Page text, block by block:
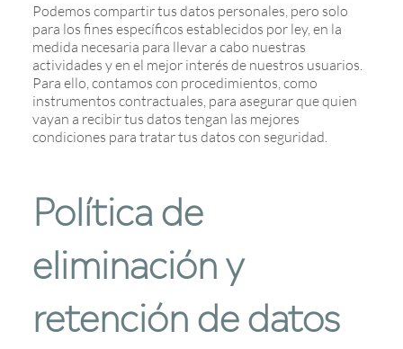
Podemos compartir tus datos personales, pero solo
para los fines específicos establecidos por ley, en la
medida necesaria para llevar a cabo nuestras
actividades y en el mejor interés de nuestros usuarios.
Para ello, contamos con procedimientos, como
instrumentos contractuales, para asegurar que quien
vayan a recibir tus datos tengan las mejores
condiciones para tratar tus datos con seguridad.
Política de
eliminación y
retención de datos